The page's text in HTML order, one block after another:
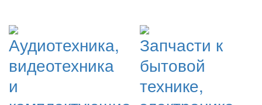
Аудиотехника,
видеотехника
и
Запчасти к
бытовой
технике,